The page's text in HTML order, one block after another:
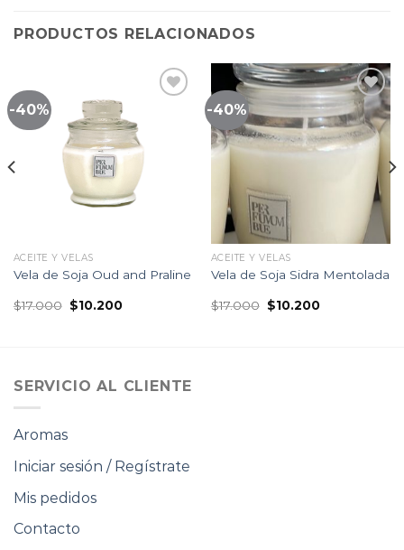
PRODUCTOS RELACIONADOS
-40%
seguimiento
ACEITE Y VELAS
Vela de Soja Oud and Praline
$17.000 El
precio
$10.200El
-40%
Lista
de
seguimiento
ACEITE Y VELAS
Vela de Soja Sidra Mentolada
$17.000 El
precio
$10.200El
SERVICIO AL CLIENTE
Aromas
Iniciar sesión / Regístrate
Mis pedidos
Contacto